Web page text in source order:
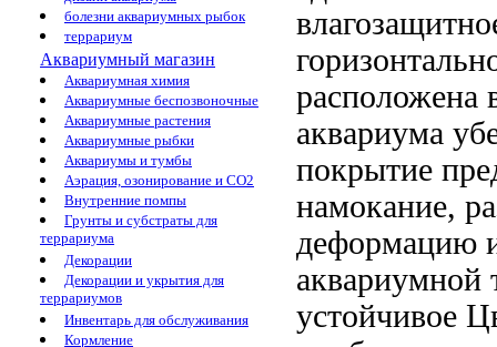
болезни аквариумных рыбок
террариум
Аквариумный магазин
Аквариумная химия
Аквариумные беспозвоночные
Аквариумные растения
Аквариумные рыбки
Аквариумы и тумбы
Аэрация, озонирование и CO2
Внутренние помпы
Грунты и субстраты для
террариума
Декорации
Декорации и укрытия для
террариумов
Инвентарь для обслуживания
Кормление
расположена
аквариума
покрытие
намокание,
деформацию
устойчивое